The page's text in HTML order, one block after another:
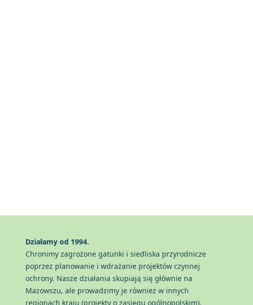
Działamy od 1994.
Chronimy zagrożone gatunki i siedliska przyrodnicze
poprzez planowanie i wdrażanie projektów czynnej
ochrony. Nasze działania skupiają się głównie na
Mazowszu, ale prowadzimy je również w innych
regionach kraju (projekty o zasięgu ogólnopolskim).